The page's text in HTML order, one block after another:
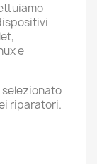
e
riparatori.